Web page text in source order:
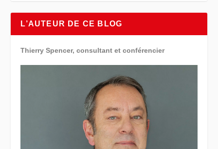
L’AUTEUR DE CE BLOG
Thierry Spencer, consultant et conférencier